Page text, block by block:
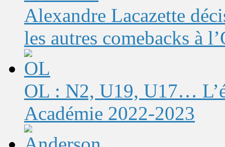
Alexandre Lacazette
les autres comebacks à
OL : N2, U19, U17…
Académie 2022-2023